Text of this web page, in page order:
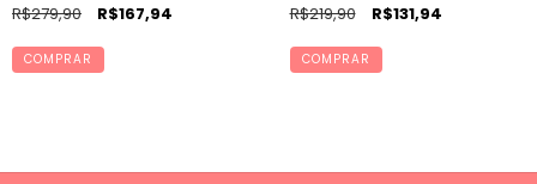
R$279,90 R$167,94
COMPRAR
R$219,90 R$131,94
COMPRAR